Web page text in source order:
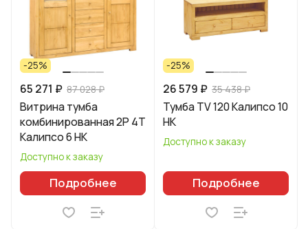
-25%
65 271 ₽ 87 028 ₽
Витрина тумба
комбинированная 2Р 4Т
Калипсо 6 НК
Доступно к заказу
Подробнее
-25%
26 579 ₽ 35 438 ₽
Тумба TV 120 Калипсо 10
HK
Доступно к заказу
Подробнее